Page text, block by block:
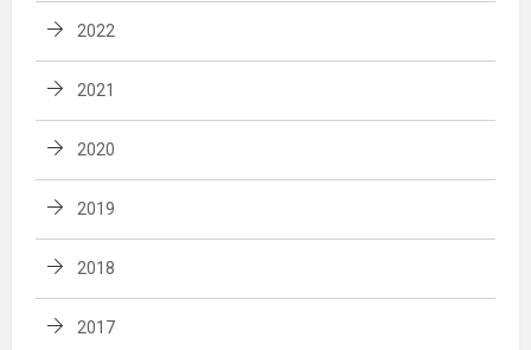
2022
2021
2020
2019
2018
2017